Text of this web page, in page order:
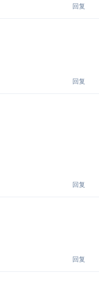
回复
回复
回复
回复